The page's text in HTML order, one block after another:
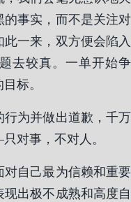
事实，而不是关注对
一来，双方便会陷入
去较真。一单开始争
标。
为并做出道歉，千万
对事，不对人。
对自己最为信赖和重要
出极不成熟和高度自